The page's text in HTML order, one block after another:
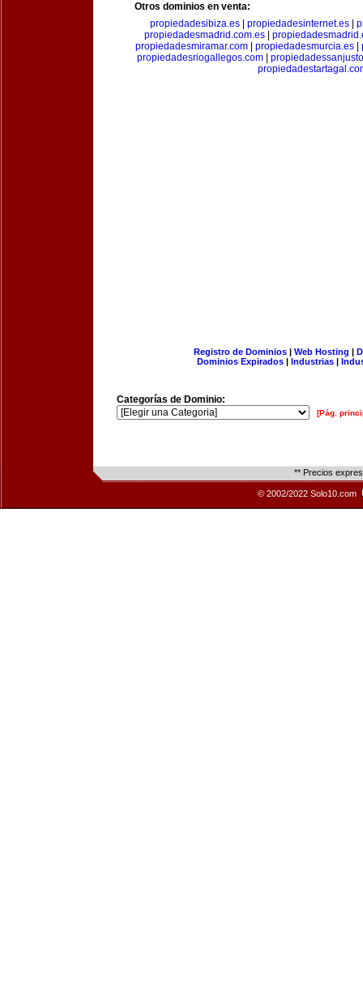
Otros dominios en venta:
propiedadesibiza.es
propiedadesinternet.es
propiedadesmadrid.com.es
propiedadesmiramar.com
propiedadesmurcia.es
propiedadesriogallegos.com|
Registro de Dominios| Web Hosting |
Dominios Expirados | Industrias |
Categorías de Dominio:
[Pág.
** Precios
© 2002/2022 Solo10.com